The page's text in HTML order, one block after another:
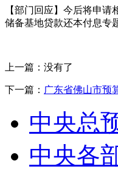
【部门回应】今后将申
储备基地贷款还本付息专
上一篇：没有了
下一篇： 广东省佛山市预
中央总
中央各